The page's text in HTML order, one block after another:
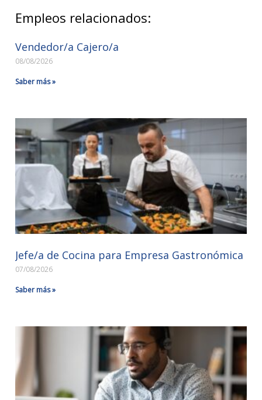
Empleos relacionados:
Vendedor/a Cajero/a
08/08/2026
Saber más »
Jefe/a de Cocina para Empresa Gastronómica
07/08/2026
Saber más »